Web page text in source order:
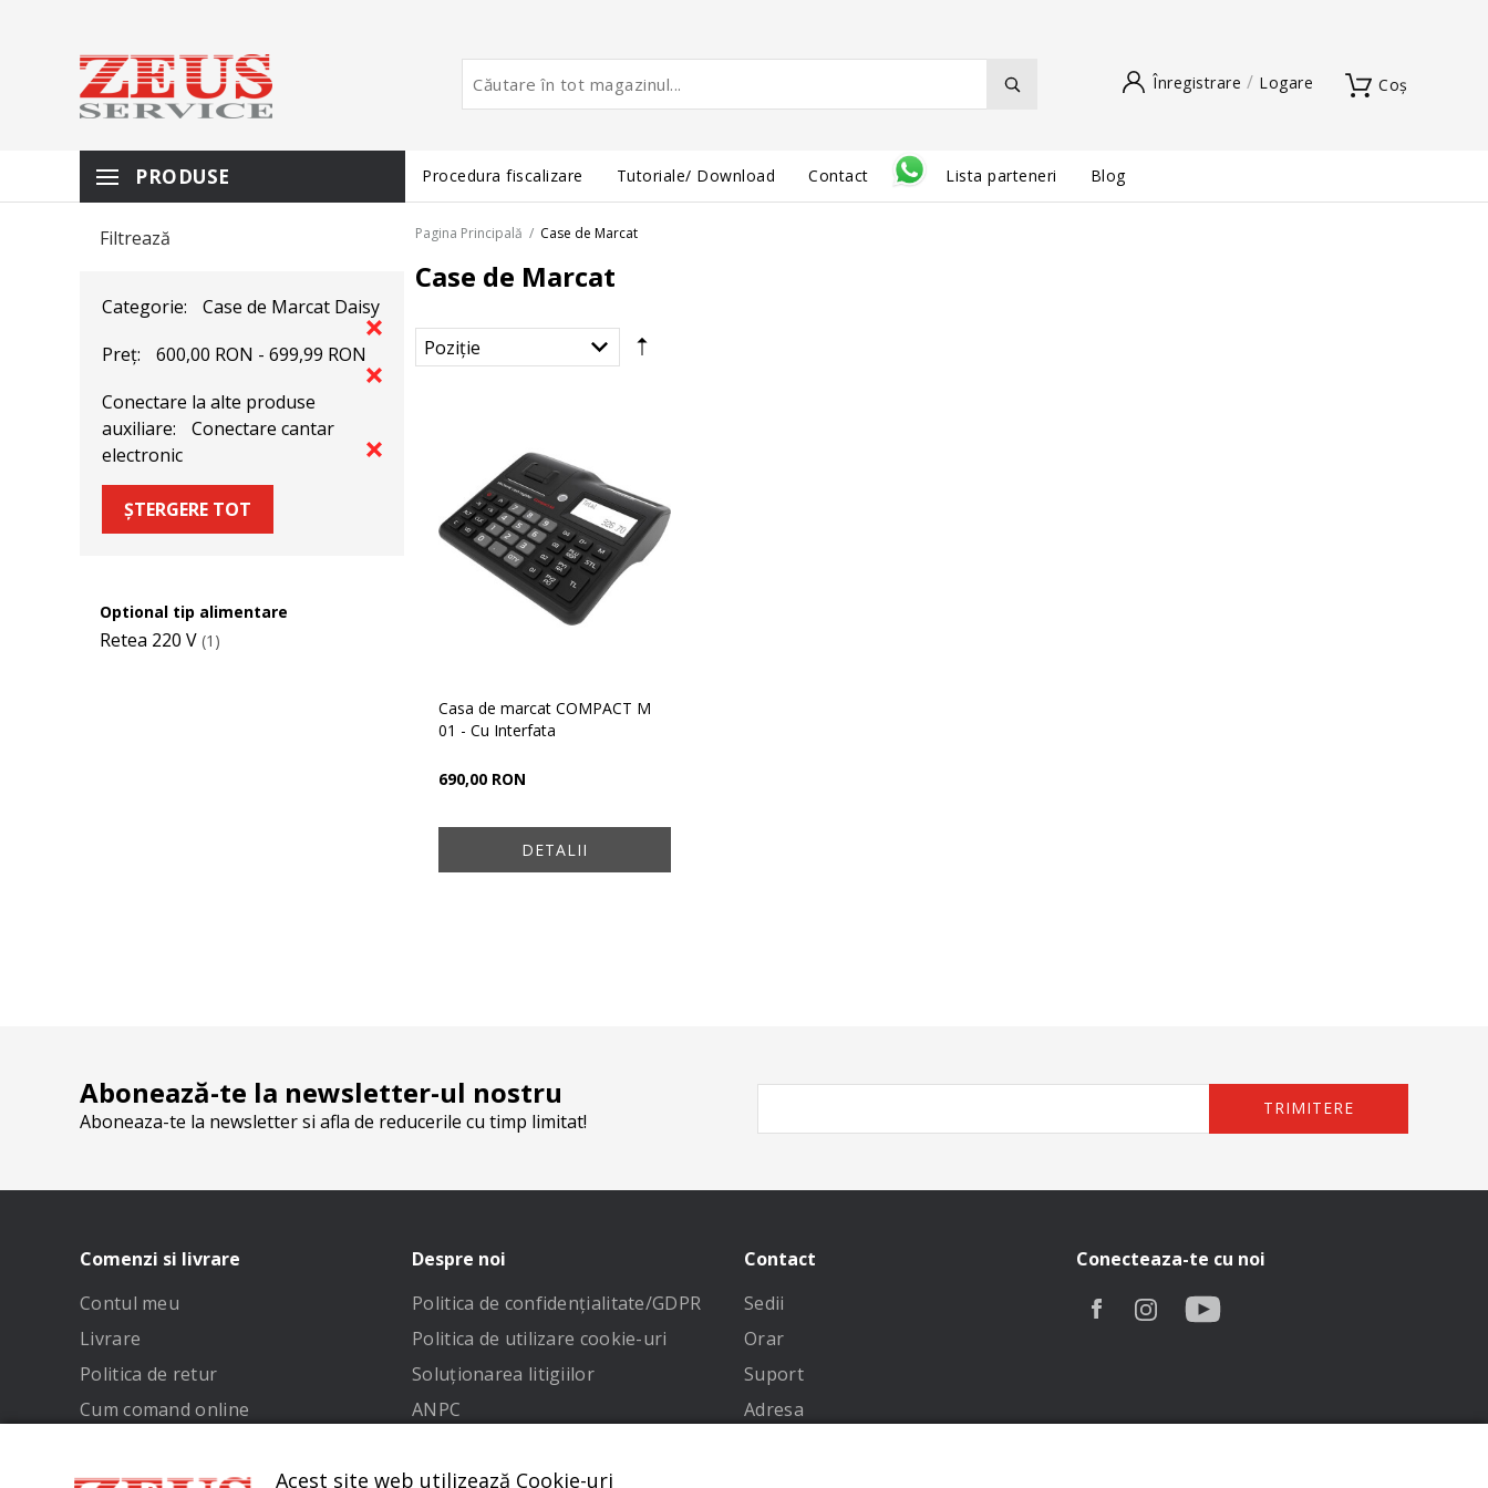
Coș
Înregistrare Logare
PRODUSE Procedura fiscalizare Tutoriale/ Download Contact Lista parteneri Blog
Filtrează
Categorie:
Case de Marcat Daisy
Preț:
600,00 RON - 699,99 RON
Conectare la alte produse
auxiliare:
Conectare cantar
electronic
ȘTERGERE TOT
Optional tip alimentare
Retea 220 V (1)
Pagina Principală / Case de Marcat
Case de Marcat
Casa de marcat COMPACT M
01 - Cu Interfata
690,00 RON
DETALII
Abonează-te la newsletter-ul nostru
Aboneaza-te la newsletter si afla de reducerile cu timp limitat!
TRIMITERE
Comenzi si livrare
Contul meu
Livrare
Politica de retur
Cum comand online
Despre noi
Politica de confidenţialitate/GDPR
Politica de utilizare cookie-uri
Soluționarea litigiilor
ANPC
Contact
Sedii
Orar
Suport
Adresa
Conecteaza-te cu noi
Acest site web utilizează Cookie-uri